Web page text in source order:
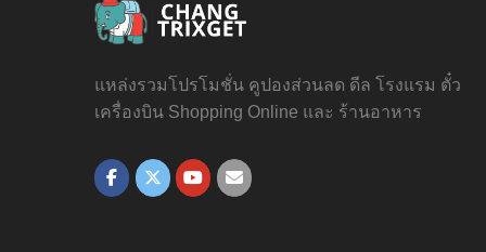
แหล่งรวมโปรโมชั่น คูปองส่วนลด ดีล โรงแรม ตั๋ว
เครื่องบิน Shopping Online และ ร้านอาหาร